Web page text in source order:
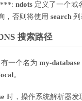
ndots 定义了一个域
，否则将使用 search 列
搜索路径
一个名为 my-database
。
时，操作系统解析器